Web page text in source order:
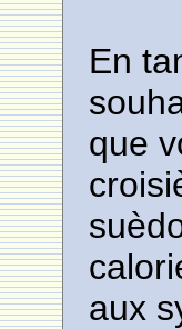
En
que
aux